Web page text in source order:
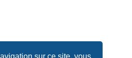
sur ce site, vous